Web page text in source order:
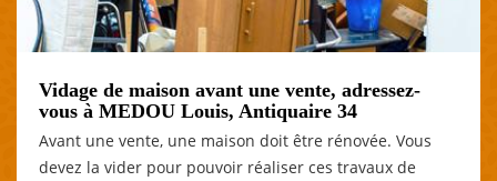
Vidage de maison avant une vente, adressez-
vous à MEDOU Louis, Antiquaire 34
Avant une vente, une maison doit être rénovée. Vous
devez la vider pour pouvoir réaliser ces travaux de